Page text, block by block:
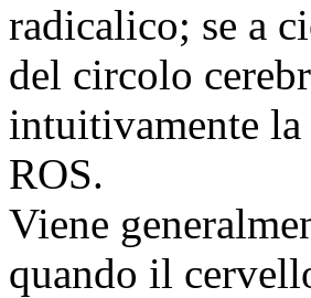
radicalico; se a
del circolo
intuitivamente la
ROS.
Viene
quando il